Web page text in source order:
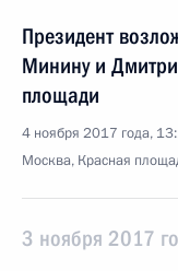
Президент
Минину и
площади
4 ноября 2017 года,
Москва, Красная
3 ноября 2017